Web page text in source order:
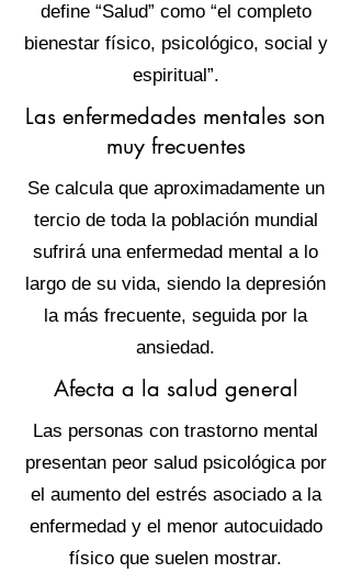
define “Salud” como “el completo
bienestar físico, psicológico, social y
espiritual”.
Las enfermedades mentales son
muy frecuentes
Se calcula que aproximadamente un
tercio de toda la población mundial
sufrirá una enfermedad mental a lo
largo de su vida, siendo la depresión
la más frecuente, seguida por la
ansiedad.
Afecta a la salud general
Las personas con trastorno mental
presentan peor salud psicológica por
el aumento del estrés asociado a la
enfermedad y el menor autocuidado
físico que suelen mostrar.